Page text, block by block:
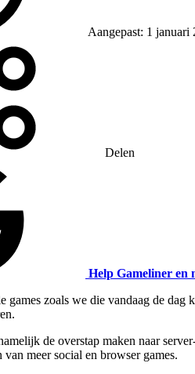
Aangepast: 1 januari
Delen
Help Gameliner en
games zoals we die vandaag de
de overstap maken naar
meer social en browser games.